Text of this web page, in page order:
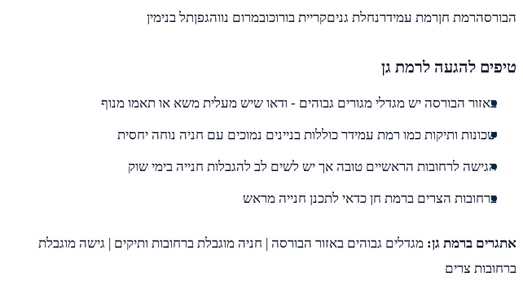
הבורסהרמת חןרמת עמידרנחלת גניםקריית בורוכובמרום נווהגפןתל בנימין
טיפים להגעה לרמת גן
באזור הבורסה יש מגדלי מגורים גבוהים - ודאו שיש מעלית משא או תאמו מנוף
שכונות ותיקות כמו רמת עמידר כוללות בניינים נמוכים עם חניה נוחה יחסית
הגישה לרחובות הראשיים טובה אך יש לשים לב להגבלות חנייה בימי שוק
ברחובות הצרים ברמת חן כדאי לתכנן חנייה מראש
אתגרים ברמת גן: מגדלים גבוהים באזור הבורסה | חניה מוגבלת ברחובות ותיקים | גישה מוגבלת
ברחובות צרים